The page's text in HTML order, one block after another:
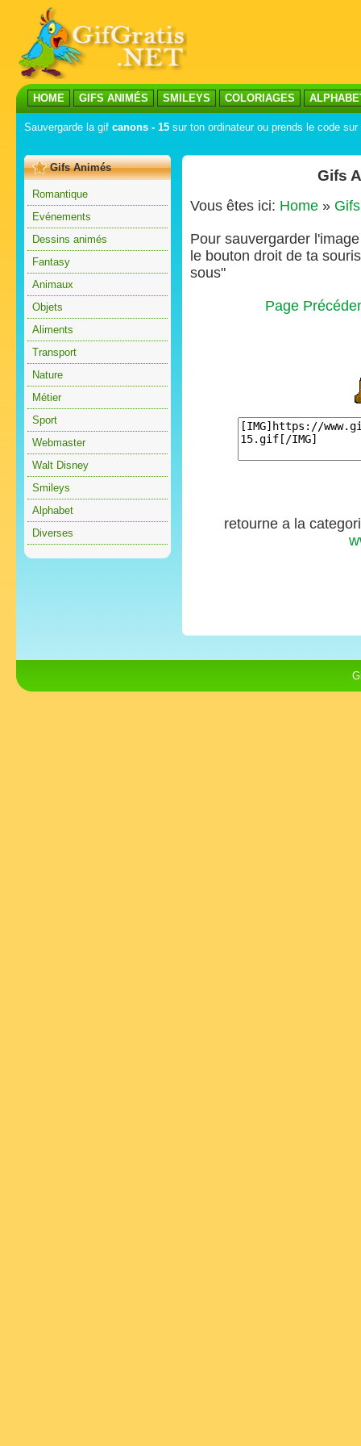
HOME GIFS ANIMÉS SMILEYS COLORIAGES
Sauvergarde la gif canons - 15 sur ton ordinateur ou prends le code sur
Gifs Animés
Romantique
Evénements
Dessins animés
Fantasy
Animaux
Objets
Aliments
Transport
Nature
Métier
Sport
Webmaster
Walt Disney
Smileys
Alphabet
Diverses
Gifs
Vous êtes ici: Home »
Pour sauvergarder
le bouton droit de ta
sous"
Page
retourne a la